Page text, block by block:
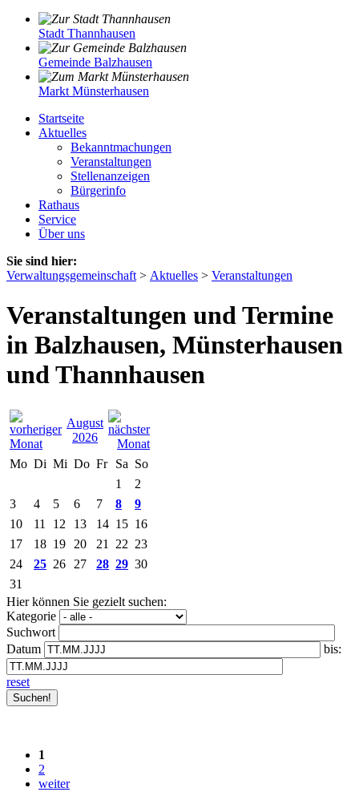
Stadt Thannhausen
Gemeinde Balzhausen
Markt Münsterhausen
Startseite
Aktuelles
Bekanntmachungen
Veranstaltungen
Stellenanzeigen
Bürgerinfo
Rathaus
Service
Über uns
Sie sind hier:
Verwaltungsgemeinschaft > Aktuelles > Veranstaltungen
Veranstaltungen und Termine
in Balzhausen, Münsterhausen
und Thannhausen
August
2026
Mo Di Mi Do Fr Sa So
1
2
3
4 5 6 7 8
9
10
11 12 13 14 15 16
17
18 19 20 21 22 23
24
25 26 27 28 29 30
31
Hier können Sie gezielt suchen:
Kategorie
Suchwort
Datum
bis:
reset
1
2
weiter